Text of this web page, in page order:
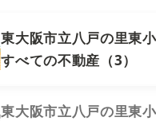
東大阪市立八戸の里東
すべての不動産（3）
東大阪市立八戸の里東